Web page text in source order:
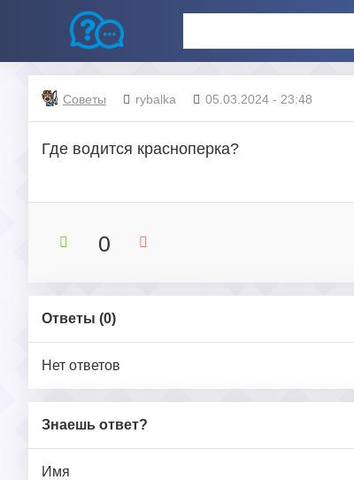
Советы rybalka 05.03.2024 - 23:48
Где водится красноперка?
0
Ответы (0)
Нет ответов
Знаешь ответ?
Имя